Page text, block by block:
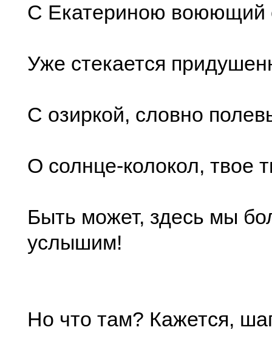
С Екатериною воюющий
Уже стекается
С озиркой, словно
О солнце-колокол, твое
Быть может, здесь мы
услышим!
Но что там? Кажется,